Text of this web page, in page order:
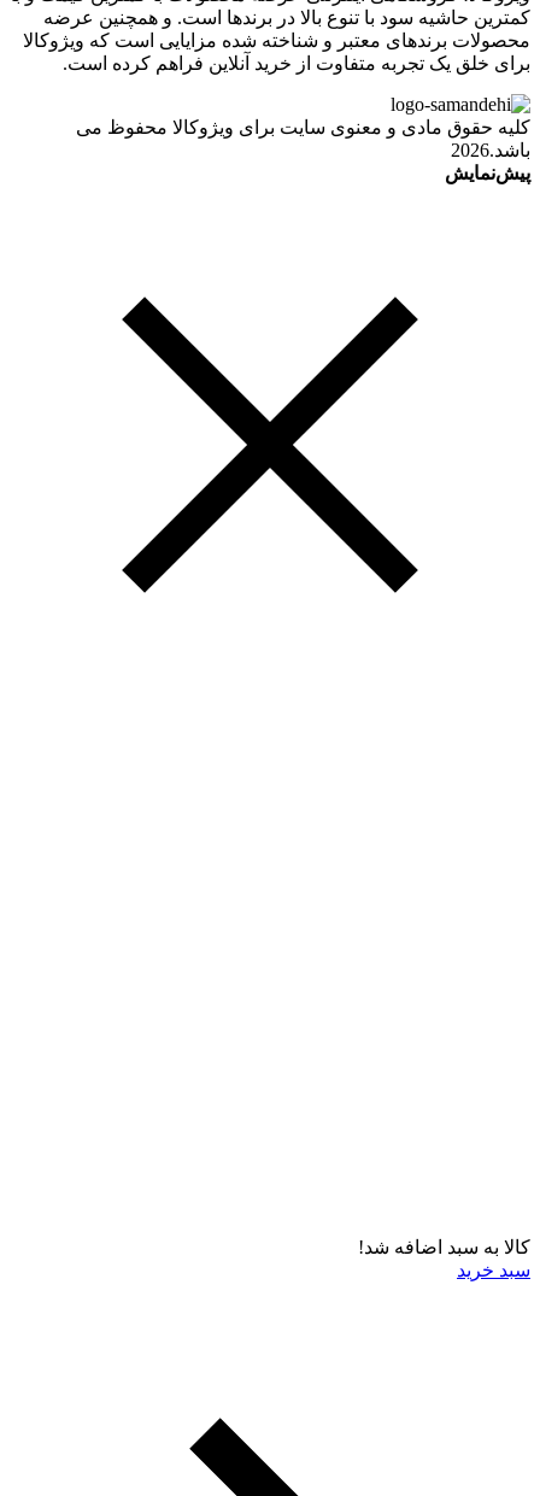
کمترین حاشیه سود با تنوع بالا در برندها است. و همچنین عرضه
محصولات برندهای معتبر و شناخته شده مزایایی است که ویژوکالا
برای خلق یک تجربه متفاوت از خرید آنلاین فراهم کرده است.
کلیه حقوق مادی و معنوی سایت برای ویژوکالا محفوظ می
باشد.2026
پیش‌نمایش
کالا به سبد اضافه شد!
سبد خرید